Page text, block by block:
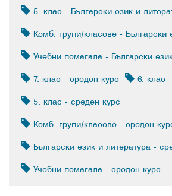
5. клас - Български език и
Комб. групи/класове - Български
Учебни помагала - Български
7. клас - среден курс 6. клас
5. клас - среден курс
Комб. групи/класове - среден
Български език и литература -
Учебни помагала - среден курс